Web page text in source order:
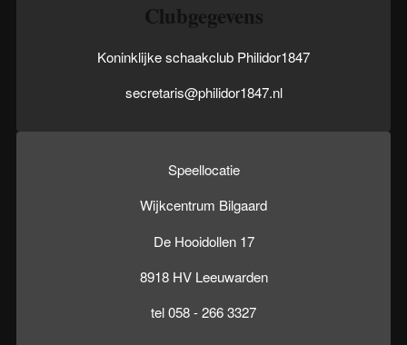
Clubgegevens
Koninklijke schaakclub Philidor1847
secretaris@philidor1847.nl
Speellocatie
Wijkcentrum Bilgaard
De Hooidollen 17
8918 HV Leeuwarden
tel 058 - 266 3327